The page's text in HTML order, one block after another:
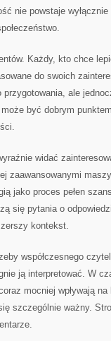
nie powstaje
Każdy, kto chce
do swoich
ale
być dobrym
widać
zaawansowanymi
jako proces pełen
się pytania o
kontekst.
współczesnego
ją interpretować. W
mocniej wpływają
szczególnie ważny.